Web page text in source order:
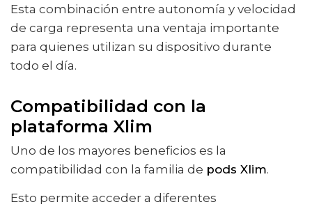
Esta combinación entre autonomía y velocidad
de carga representa una ventaja importante
para quienes utilizan su dispositivo durante
todo el día.
Compatibilidad con la
plataforma Xlim
Uno de los mayores beneficios es la
compatibilidad con la familia de pods Xlim.
Esto permite acceder a diferentes